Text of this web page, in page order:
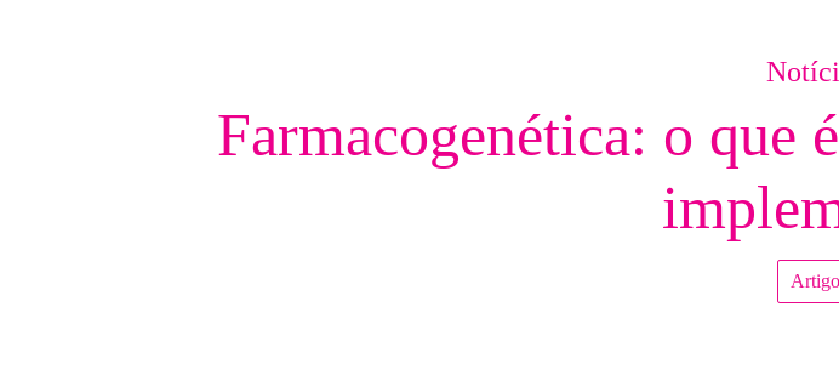
Farmacogenética: o que
Artigo